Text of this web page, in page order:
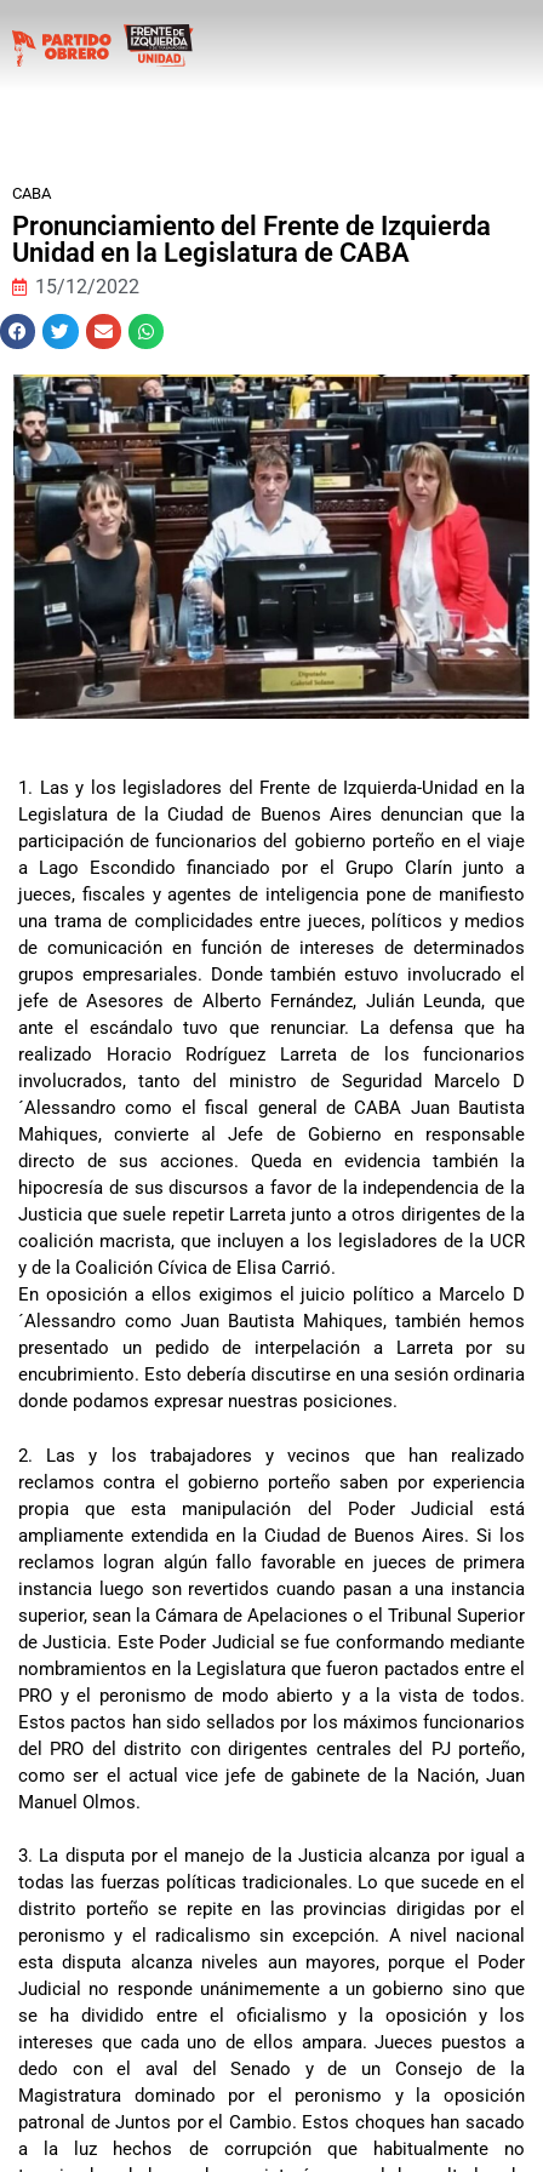
CABA
Pronunciamiento del Frente de Izquierda
Unidad en la Legislatura de CABA
15/12/2022
1. Las y los legisladores del Frente de Izquierda-Unidad en la
Legislatura de la Ciudad de Buenos Aires denuncian que la
participación de funcionarios del gobierno porteño en el viaje
a Lago Escondido financiado por el Grupo Clarín junto a
jueces, fiscales y agentes de inteligencia pone de manifiesto
una trama de complicidades entre jueces, políticos y medios
de comunicación en función de intereses de determinados
grupos empresariales. Donde también estuvo involucrado el
jefe de Asesores de Alberto Fernández, Julián Leunda, que
ante el escándalo tuvo que renunciar. La defensa que ha
realizado Horacio Rodríguez Larreta de los funcionarios
involucrados, tanto del ministro de Seguridad Marcelo D
´Alessandro como el fiscal general de CABA Juan Bautista
Mahiques, convierte al Jefe de Gobierno en responsable
directo de sus acciones. Queda en evidencia también la
hipocresía de sus discursos a favor de la independencia de la
Justicia que suele repetir Larreta junto a otros dirigentes de la
coalición macrista, que incluyen a los legisladores de la UCR
y de la Coalición Cívica de Elisa Carrió.
En oposición a ellos exigimos el juicio político a Marcelo D
´Alessandro como Juan Bautista Mahiques, también hemos
presentado un pedido de interpelación a Larreta por su
encubrimiento. Esto debería discutirse en una sesión ordinaria
donde podamos expresar nuestras posiciones.
2. Las y los trabajadores y vecinos que han realizado
reclamos contra el gobierno porteño saben por experiencia
propia que esta manipulación del Poder Judicial está
ampliamente extendida en la Ciudad de Buenos Aires. Si los
reclamos logran algún fallo favorable en jueces de primera
instancia luego son revertidos cuando pasan a una instancia
superior, sean la Cámara de Apelaciones o el Tribunal Superior
de Justicia. Este Poder Judicial se fue conformando mediante
nombramientos en la Legislatura que fueron pactados entre el
PRO y el peronismo de modo abierto y a la vista de todos.
Estos pactos han sido sellados por los máximos funcionarios
del PRO del distrito con dirigentes centrales del PJ porteño,
como ser el actual vice jefe de gabinete de la Nación, Juan
Manuel Olmos.
3. La disputa por el manejo de la Justicia alcanza por igual a
todas las fuerzas políticas tradicionales. Lo que sucede en el
distrito porteño se repite en las provincias dirigidas por el
peronismo y el radicalismo sin excepción. A nivel nacional
esta disputa alcanza niveles aun mayores, porque el Poder
Judicial no responde unánimemente a un gobierno sino que
se ha dividido entre el oficialismo y la oposición y los
intereses que cada uno de ellos ampara. Jueces puestos a
dedo con el aval del Senado y de un Consejo de la
Magistratura dominado por el peronismo y la oposición
patronal de Juntos por el Cambio. Estos choques han sacado
a la luz hechos de corrupción que habitualmente no